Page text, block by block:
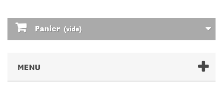
Panier (vide)
MENU